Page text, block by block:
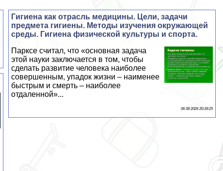
Гигиена как отрасль медицины. Цели, задачи
предмета гигиены. Методы изучения окружающей
среды. Гигиена физической культуры и спорта.
Парксе считал, что «основная задача
этой науки заключается в том, чтобы
сделать развитие человека наиболее
совершенным, упадок жизни – наименее
быстрым и cмepть – наиболее
отдаленной»...
06 08 2026 20:39:25